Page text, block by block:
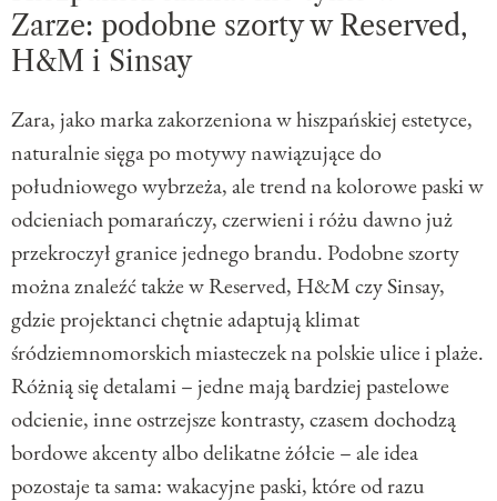
Zarze: podobne szorty w Reserved,
H&M i Sinsay
Zara, jako marka zakorzeniona w hiszpańskiej estetyce,
naturalnie sięga po motywy nawiązujące do
południowego wybrzeża, ale trend na kolorowe paski w
odcieniach pomarańczy, czerwieni i różu dawno już
przekroczył granice jednego brandu. Podobne szorty
można znaleźć także w Reserved, H&M czy Sinsay,
gdzie projektanci chętnie adaptują klimat
śródziemnomorskich miasteczek na polskie ulice i plaże.
Różnią się detalami – jedne mają bardziej pastelowe
odcienie, inne ostrzejsze kontrasty, czasem dochodzą
bordowe akcenty albo delikatne żółcie – ale idea
pozostaje ta sama: wakacyjne paski, które od razu